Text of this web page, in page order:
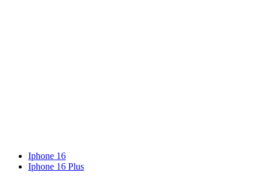
Iphone 16
Iphone 16 Plus